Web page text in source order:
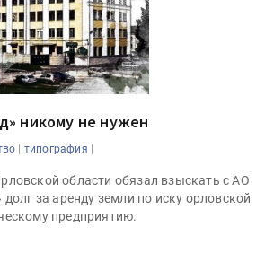
никому не нужен
| типография |
области обязал взыскать с АО
долг за аренду земли по иску орловской
предприятию.